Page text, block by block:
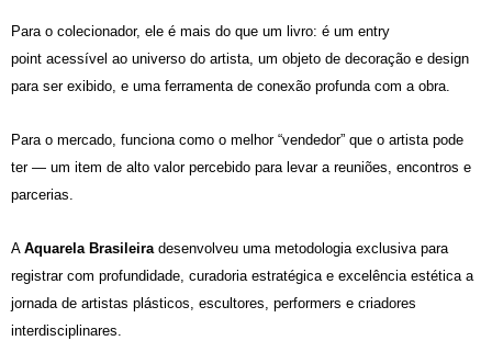
Para o colecionador, ele é mais do que um livro: é um entry
point acessível ao universo do artista, um objeto de decoração e design
para ser exibido, e uma ferramenta de conexão profunda com a obra.
Para o mercado, funciona como o melhor “vendedor” que o artista pode
ter — um item de alto valor percebido para levar a reuniões, encontros e
parcerias.
A Aquarela Brasileiradesenvolveu uma metodologia exclusiva para
registrar com profundidade, curadoria estratégica e excelência estética a
jornada de artistas plásticos, escultores, performers e criadores
interdisciplinares.